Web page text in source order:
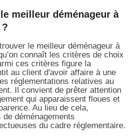
meilleur déménageur à
le meilleur déménageur à
connaît les critères de choix
ces critères figure la
au client d'avoir affaire à une
réglementations relatives au
Il convient de prêter attention
qui apparaissent floues et
Au lieu de cela,
déménagements
du cadre réglementaire.